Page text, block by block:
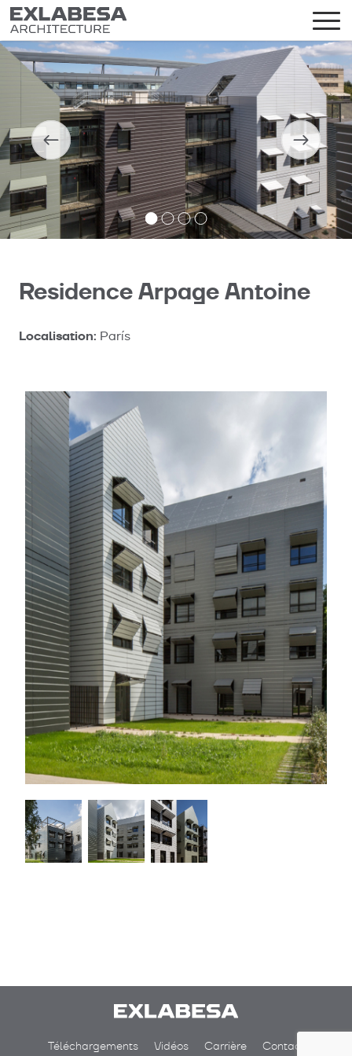
Residence Arpage Antoine
Localisation: París
Téléchargements Vidéos Carrière Contact